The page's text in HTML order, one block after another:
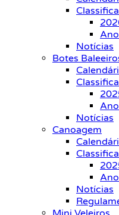
Notícias
Botes
Notícias
Canoagem
Notícias